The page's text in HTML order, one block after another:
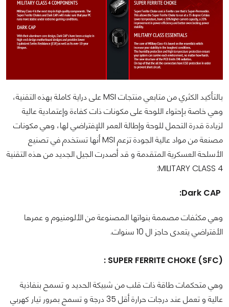
بالتأكيد الكثري من متابعي منتجات MSI على دراية كاملة بهذه التقنية،
وهي خاصة بإحتواء اللوحة على مكونات ذات كفاءة وإعتمادية عالية
لزيادة قدرة التحمل للوحة وإطالة العمر اللإفتراضي لها، وهي مكونات
مصنعة من مواد عالية الجودة تزعم MSI أنها تستخدم في تصنيع
الأسلحة العسكرية المتقدمة و قد أصدرت الجيل الجديد من هذه التقنية
4 MILITARY CLASS:
Dark CAP:
وهي مكثفات مصممة بنواتها المصنوعة من الألومنيوم و عمرها
الأفتراضي يتعدى حاجز ال 10 سنوات.
(SUPER FERRITE CHOKE (SFC :
وهي متحكمات طاقة ذات قلب من شبيكة الحديد و تسمح بنفاذية
عالية و تعمل عند درجات حرارة أقل 35 درجة و تسمح بمرور تيار كهربي